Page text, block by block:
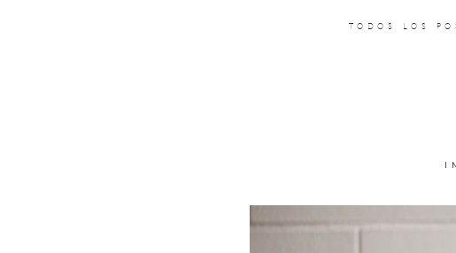
TODOS LOS